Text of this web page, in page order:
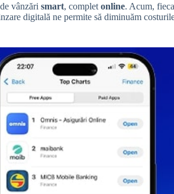
vânzări smart, complet online. Acum,
digitală ne permite să diminuăm